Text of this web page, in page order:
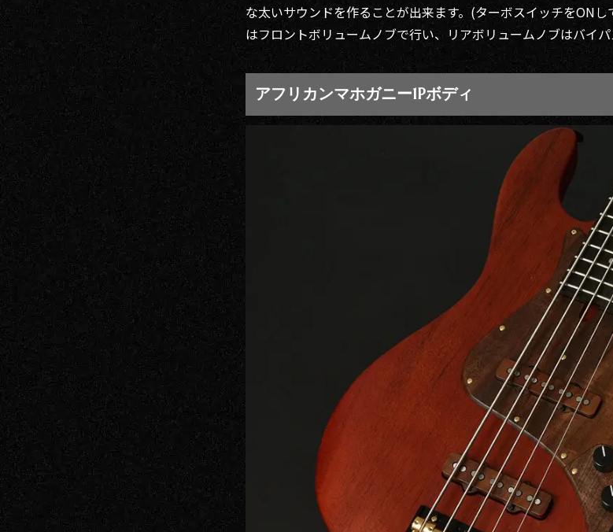
な太いサウンドを作ることが出来ます。(ターボスイッチをON
はフロントボリュームノブで行い、リアボリュームノブはバイ
アフリカンマホガニー1Pボディ